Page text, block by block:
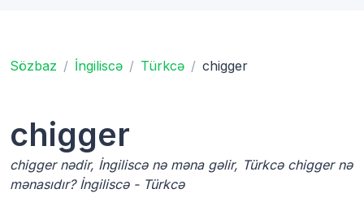
Sözbaz İngiliscə Türkcə chigger
chigger
chigger nədir, İngiliscə nə məna gəlir, Türkcə chigger nə
mənasıdır? İngiliscə - Türkcə